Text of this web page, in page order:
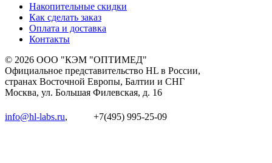
Накопительные скидки
Как сделать заказ
Оплата и доставка
Контакты
© 2026 ООО "КЭМ "ОПТИМЕД"
Официальное представительство HL в России,
странах Восточной Европы, Балтии и СНГ
Москва, ул. Большая Филевская, д. 16
info@hl-labs.ru, +7(495) 995-25-09